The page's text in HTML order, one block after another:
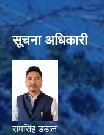
सूचना अधिकारी
रामसिंह डडाल